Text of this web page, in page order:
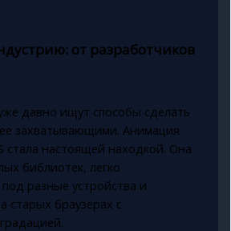
от разработчиков
давно ищут способы сделать
захватывающими. Анимация
стала настоящей находкой. Она
библиотек, легко
разные устройства и
старых браузерах с